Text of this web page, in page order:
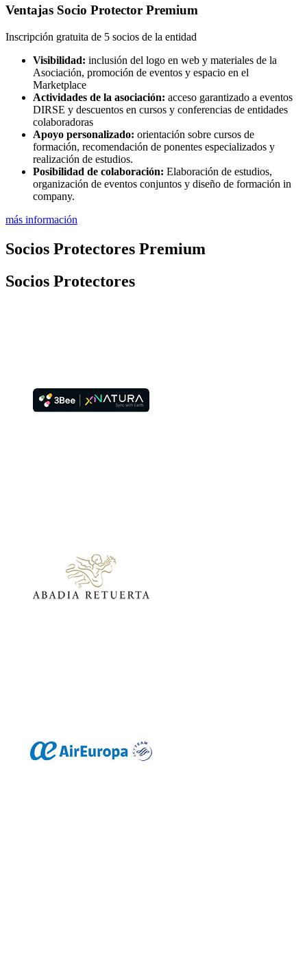
Ventajas Socio Protector Premium
Inscripción gratuita de 5 socios de la entidad
Visibilidad: inclusión del logo en web y materiales de la
Asociación, promoción de eventos y espacio en el
Marketplace
Actividades de la asociación: acceso garantizado a eventos
DIRSE y descuentos en cursos y conferencias de entidades
colaboradoras
Apoyo personalizado: orientación sobre cursos de
formación, recomendación de ponentes especializados y
realización de estudios.
Posibilidad de colaboración: Elaboración de estudios,
organización de eventos conjuntos y diseño de formación in
company.
más información
Socios Protectores Premium
Socios Protectores